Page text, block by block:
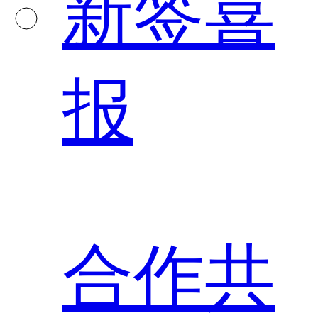
报
合作共